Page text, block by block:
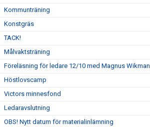
Kommunträning
Konstgräs
TACK!
Målvaktsträning
Föreläsning för ledare 12/10 med Magnus Wikman
Höstlovscamp
Victors minnesfond
Ledaravslutning
OBS! Nytt datum för materialinlämning